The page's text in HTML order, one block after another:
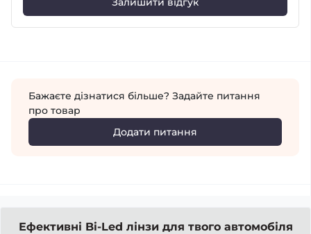
Бажаєте дізнатися більше? Задайте питання
про товар
Додати питання
Ефективні Bi-Led лінзи для твого автомобіля